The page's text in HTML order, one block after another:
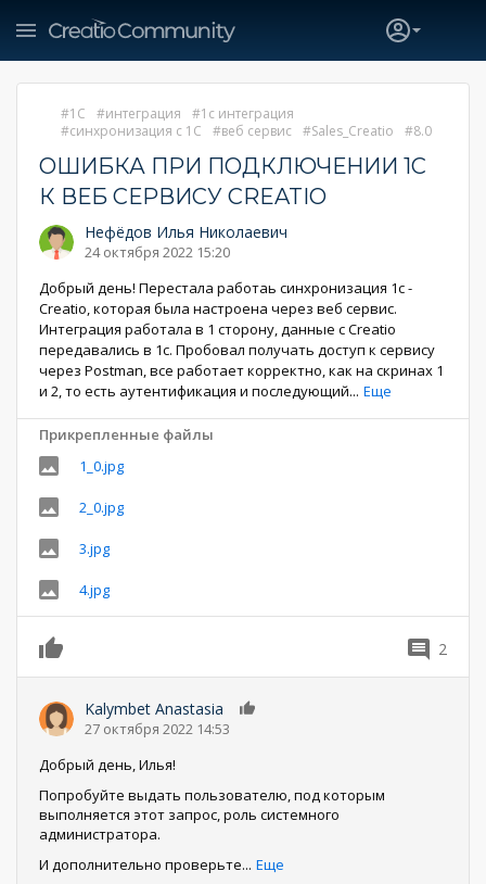
1С интеграция
1с интеграция
синхронизация с 1С
веб сервис Sales_Creatio 8.0
ОШИБКА ПРИ ПОДКЛЮЧЕНИИ 1С
К ВЕБ СЕРВИСУ CREATIO
Нефёдов Илья Николаевич
24 октября 2022 15:20
Добрый день! Перестала работаь синхронизация 1с -
Creatio, которая была настроена через веб сервис.
Интеграция работала в 1 сторону, данные с Creatio
передавались в 1с. Пробовал получать доступ к сервису
через Postman, все работает корректно, как на скринах 1
и 2, то есть аутентификация и последующий... Еще
Прикрепленные файлы
1_0.jpg
2_0.jpg
3.jpg
4.jpg
2
Kalymbet Anastasia
27 октября 2022 14:53
Добрый день, Илья!
Попробуйте выдать пользователю, под которым
выполняется этот запрос, роль системного
администратора.
И дополнительно проверьте... Еще